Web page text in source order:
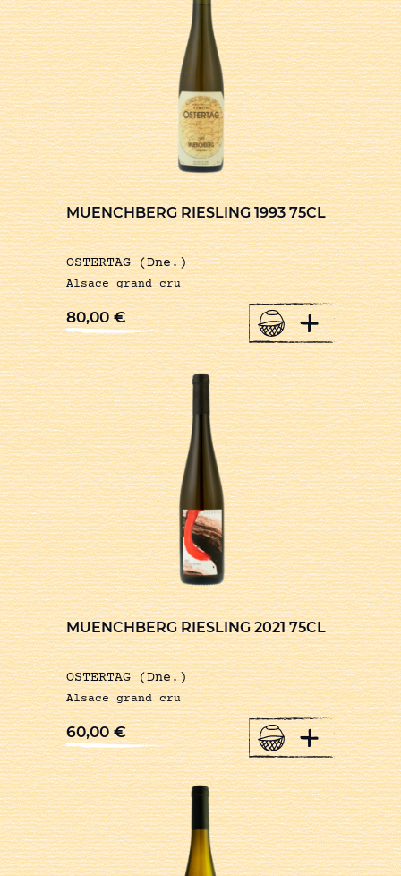
MUENCHBERG RIESLING 1993 75CL
OSTERTAG (Dne.)
Alsace grand cru
80,00€ +
MUENCHBERG RIESLING 2021 75CL
OSTERTAG (Dne.)
Alsace grand cru
60,00€ +